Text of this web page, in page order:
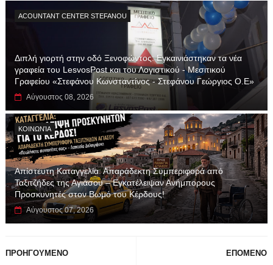
ACOUNTANT CENTER STEFANOU
Διπλή γιορτή στην οδό Ξενοφώντος: Εγκαινιάστηκαν τα νέα
γραφεία του LesvosPost και του Λογιστικού - Μεσιτικού
Γραφείου «Στεφάνου Κωνσταντίνος - Στεφάνου Γεώργιος Ο.Ε»
Αύγουστος 08, 2026
ΚΟΙΝΩΝΊΑ
Απίστευτη Καταγγελία: Απαράδεκτη Συμπεριφορά από
Ταξιτζήδες της Αγιάσου – Εγκατέλειψαν Ανήμπορους
Προσκυνητές στον Βωμό του Κέρδους!
Αύγουστος 07, 2026
ΕΠΟΜΕΝΟ
ΠΡΟΗΓΟΥΜΕΝΟ